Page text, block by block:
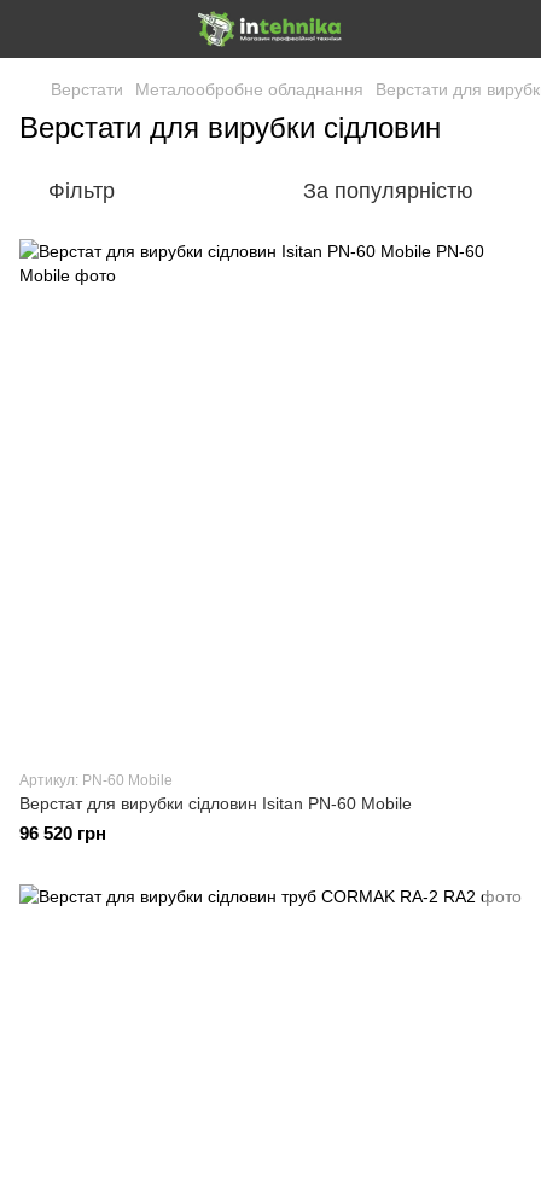
Верстати Металообробне обладнання Верстати для
Верстати для вирубки сідловин
Фільтр За популярністю
Артикул: PN-60 Mobile
Верстат для вирубки сідловин Isitan PN-60 Mobile
96 520 грн